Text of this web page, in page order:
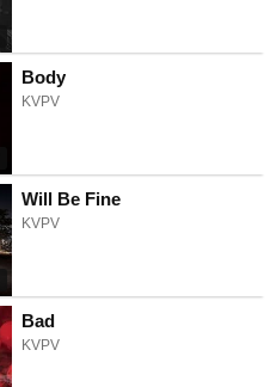
Body
KVPV
Will Be Fine
KVPV
Bad
KVPV